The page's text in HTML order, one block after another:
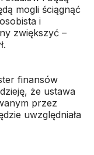
mogli ściągnąć
i
zwiększyć –
finansów
że ustawa
przez
uwzględniała